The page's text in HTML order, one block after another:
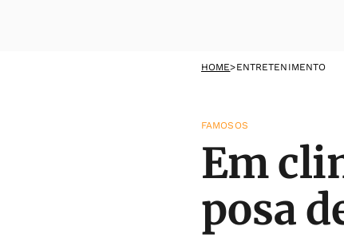
HOME>ENTRETENIMENTO
FAMOSOS
Em
posa